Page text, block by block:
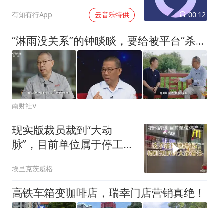
有知有行App 云音乐特供 00:12
“淋雨没关系”的钟睒睒，要给被平台“杀光”的零售商讨公道
南财社V
现实版裁员裁到“大动
脉”，目前单位属于停工状
埃里克茨威格
高铁车箱变咖啡店，瑞幸门店营销真绝！